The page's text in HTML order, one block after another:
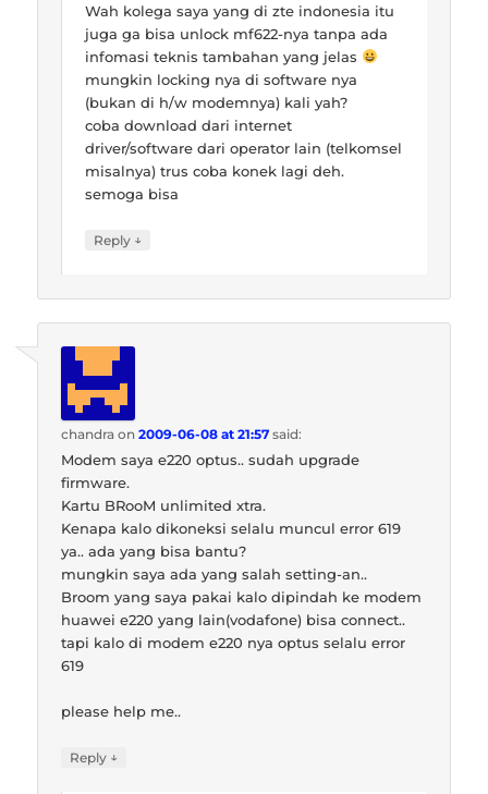
Wah kolega saya yang di zte indonesia itu
juga ga bisa unlock mf622-nya tanpa ada
infomasi teknis tambahan yang jelas
mungkin locking nya di software nya
(bukan di h/w modemnya) kali yah?
coba download dari internet
driver/software dari operator lain (telkomsel
misalnya) trus coba konek lagi deh.
semoga bisa
Reply ↓
chandra on2009-06-08 at 21:57 said:
Modem saya e220 optus.. sudah upgrade
firmware.
Kartu BRooM unlimited xtra.
Kenapa kalo dikoneksi selalu muncul error 619
ya.. ada yang bisa bantu?
mungkin saya ada yang salah setting-an..
Broom yang saya pakai kalo dipindah ke modem
huawei e220 yang lain(vodafone) bisa connect..
tapi kalo di modem e220 nya optus selalu error
619
please help me..
Reply ↓